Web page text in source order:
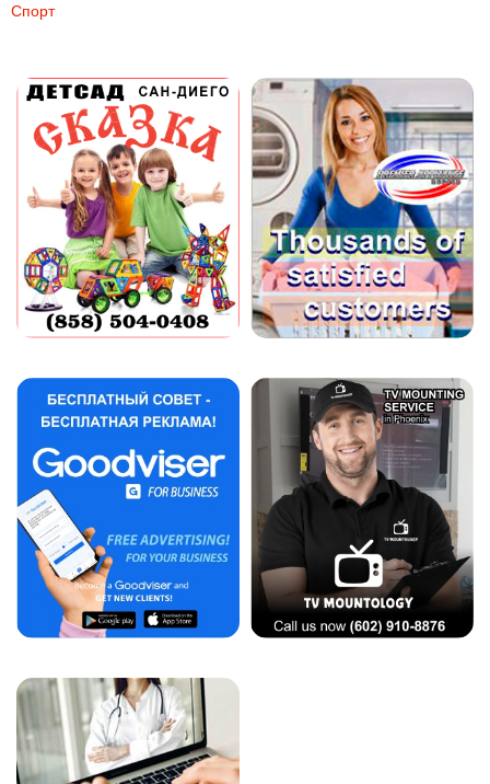
Спорт